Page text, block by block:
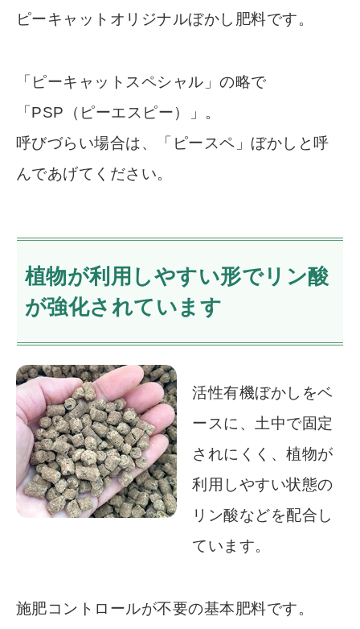
ピーキャットオリジナルぼかし肥料です。
「ピーキャットスペシャル」の略で
「PSP（ピーエスピー）」。
呼びづらい場合は、「ピースペ」ぼかしと呼
んであげてください。
植物が利用しやすい形でリン酸
が強化されています
活性有機ぼかしをベ
ースに、土中で固定
されにくく、植物が
利用しやすい状態の
リン酸などを配合し
ています。
施肥コントロールが不要の基本肥料です。